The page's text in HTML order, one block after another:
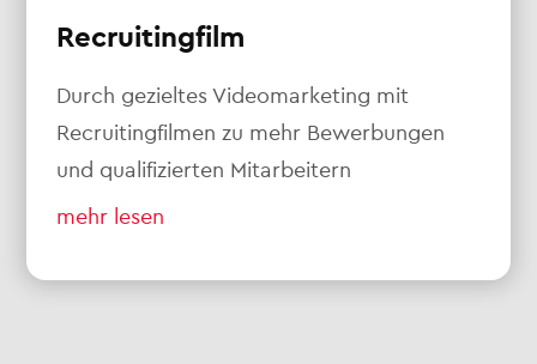
Recruitingfilm
Durch gezieltes Videomarketing mit
Recruitingfilmen zu mehr Bewerbungen
und qualifizierten Mitarbeitern
mehr lesen